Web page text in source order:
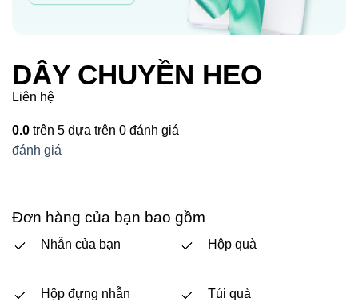
DÂY CHUYỀN HEO
Liên hệ
0.0 trên 5 dựa trên 0 đánh giá
đánh giá
Đơn hàng của bạn bao gồm
Nhẫn của bạn
Hộp đựng nhẫn
Hộp quà
Túi quà